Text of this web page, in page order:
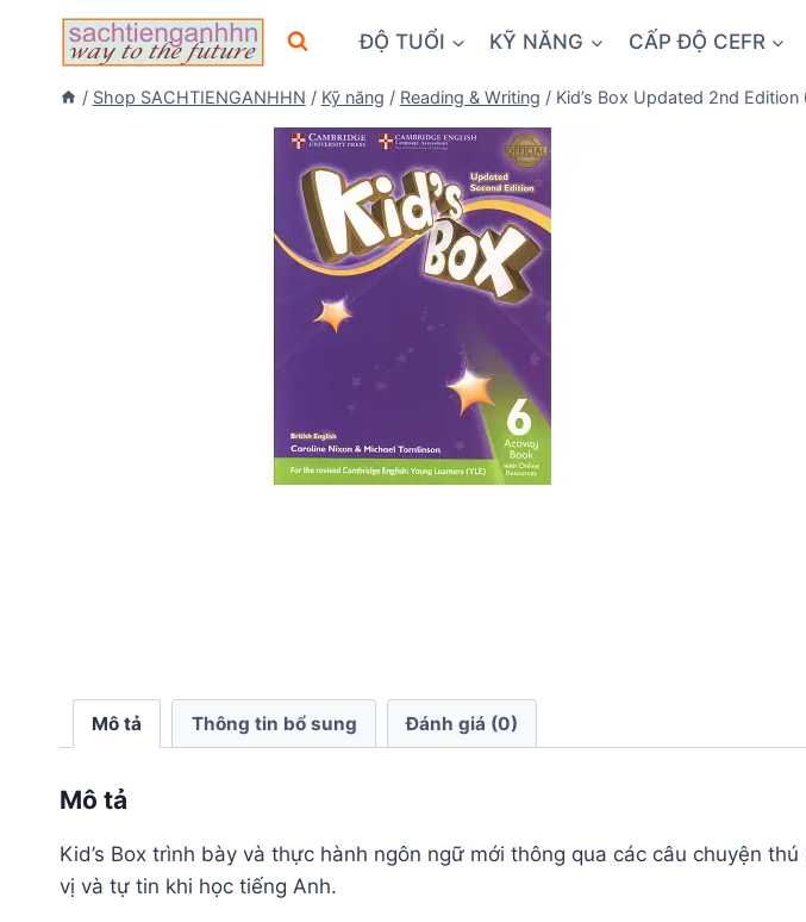
ĐỘ TUỔI KỸ NĂNG CẤP ĐỘ CEFR
/ Shop SACHTIENGANHHN / Kỹ năng / Reading & Writing / Kid’s Box Updated 2nd
Mô tả Thông tin bổ sung Đánh giá (0)
Mô tả
Kid’s Box trình bày và thực hành ngôn ngữ mới thông qua các câu chuyện
vị và tự tin khi học tiếng Anh.